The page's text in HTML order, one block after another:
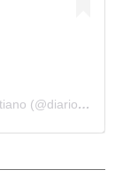
Una publicación compartida por Diario Cristiano (@diariocristianointernacional)